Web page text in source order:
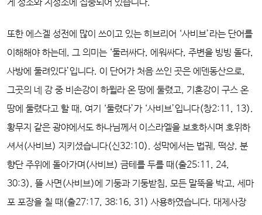
게 성소와 지성소에 집중되어 있습니다.
또한 에스겔 성전에 많이 쓰이고 있는 히브리어 ‘사비브’라는 단어를
이해해야 하는데, 그 의미는 ‘둘러싸다, 에워싸다, 주변을 빙빙 돌다,
사방에 둘려있다’입니다. 이 단어가 처음 쓰인 곳은 에덴동산으로,
그곳의 네 강 중 비손강이 하윌라 온 땅에 둘렸고, 기혼강이 구스 온
땅에 둘렸다고 할 때, 여기 ‘둘렸다’가 ‘사비브’입니다(창2:11, 13).
황무지 같은 광야에서도 하나님께서 이스라엘을 보호하시며 호위하
셔서(사비브) 지키셨습니다(신32:10). 성막에서는 법궤, 떡상, 분
향단 주위에 돌아가며(사비브) 금테를 두를 때(출25:11, 24,
30:3), 뜰 사면(사비브)에 기둥과 기둥받침, 모든 말뚝을 박고, 세마
포 포장을 칠 때(출27:17, 38:16, 31) 사용하였습니다. 대제사장